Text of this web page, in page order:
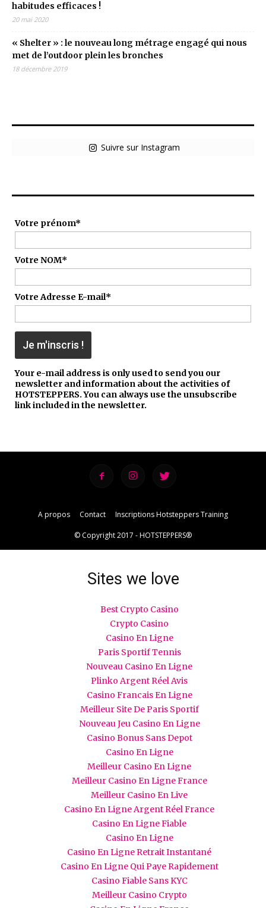
habitudes efficaces !
20 mai 2020
« Shelter » : le nouveau long métrage engagé qui nous
met de l’outdoor plein les bronches
18 décembre 2019
Suivre sur Instagram
Votre prénom*
Votre NOM*
Votre Adresse E-mail*
Your e-mail address is only used to send you our
newsletter and information about the activities of
HOTSTEPPERS. You can always use the unsubscribe
link included in the newsletter.
A propos Contact Inscriptions Hotsteppers Training
© Copyright 2017 - HOTSTEPPERS®
Sites we love
Best Crypto Casino
Crypto Casino
Casino En Ligne
Paris Sportif Tennis
Nouveau Casino En Ligne
Plinko Argent Réel Avis
Casino Francais En Ligne
Meilleur Site De Paris Sportif
Nouveau Jeu Casino En Ligne
Casino Bonus Sans Depot
Casino En Ligne
Meilleur Casino En Ligne
Meilleur Casino En Ligne France
Meilleur Casino En Live
Casino En Ligne Argent Réel France
Casino En Ligne Fiable
Casino En Ligne
Casino En Ligne Retrait Instantané
Casino En Ligne Qui Paye Rapidement
Casino Fiable Sans KYC
Meilleur Casino Crypto